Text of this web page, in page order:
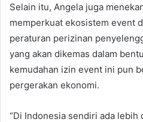
Selain itu, Angela juga
memperkuat ekosistem event
peraturan perizinan
yang akan dikemas dalam
kemudahan izin event ini pun
pergerakan ekonomi.
“Di Indonesia sendiri ada lebih